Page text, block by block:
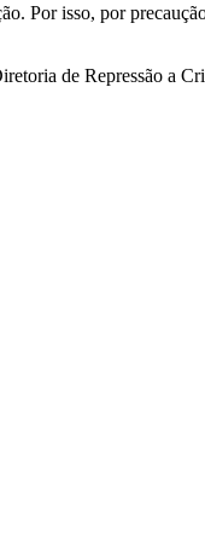
Por isso, por
de Repressão a